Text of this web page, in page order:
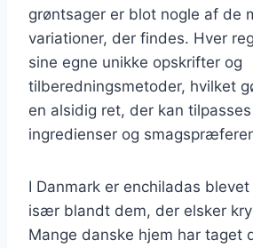
grøntsager er blot nogle af de
variationer, der findes. Hver
sine egne unikke opskrifter og
tilberedningsmetoder, hvilket
en alsidig ret, der kan
ingredienser og
I Danmark er enchiladas
især blandt dem, der elsker
Mange danske hjem har taget